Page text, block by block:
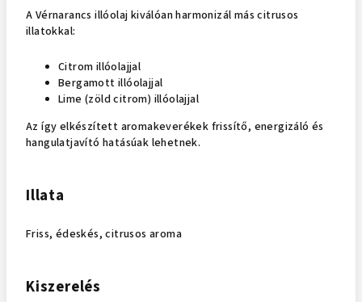
A Vérnarancs illóolaj kiválóan harmonizál más citrusos
illatokkal:
Citrom illóolajjal
Bergamott illóolajjal
Lime (zöld citrom) illóolajjal
Az így elkészített aromakeverékek frissítő, energizáló és
hangulatjavító hatásúak lehetnek.
Illata
Friss, édeskés, citrusos aroma
Kiszerelés